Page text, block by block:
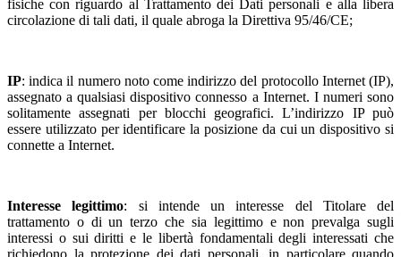
fisiche con riguardo al Trattamento dei Dati personali e alla libera
circolazione di tali dati, il quale abroga la Direttiva 95/46/CE;
IP: indica il numero noto come indirizzo del protocollo Internet (IP),
assegnato a qualsiasi dispositivo connesso a Internet. I numeri sono
solitamente assegnati per blocchi geografici. L’indirizzo IP può
essere utilizzato per identificare la posizione da cui un dispositivo si
connette a Internet.
Interesse legittimo: si intende un interesse del Titolare del
trattamento o di un terzo che sia legittimo e non prevalga sugli
interessi o sui diritti e le libertà fondamentali degli interessati che
richiedono la protezione dei dati personali, in particolare quando